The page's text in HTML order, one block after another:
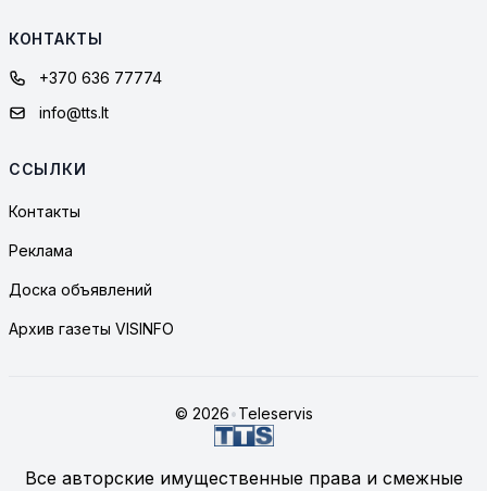
КОНТАКТЫ
+370 636 77774
info@tts.lt
ССЫЛКИ
Контакты
Реклама
Доска объявлений
Архив газеты VISINFO
© 2026•Teleservis
Все авторские имущественные права и смежные